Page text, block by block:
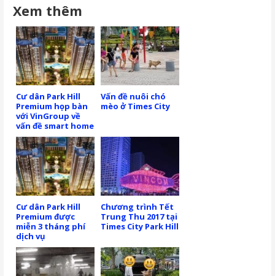
Xem thêm
Cư dân Park Hill
Premium họp bàn
với VinGroup về
vấn đề smart home
Vấn đề nuôi chó
mèo ở Times City
Cư dân Park Hill
Premium được
miễn 3 tháng phí
dịch vụ
Chương trình Tết
Trung Thu 2017 tại
Times City Park Hill